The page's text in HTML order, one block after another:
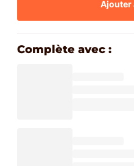
Ajouter
Complète avec :